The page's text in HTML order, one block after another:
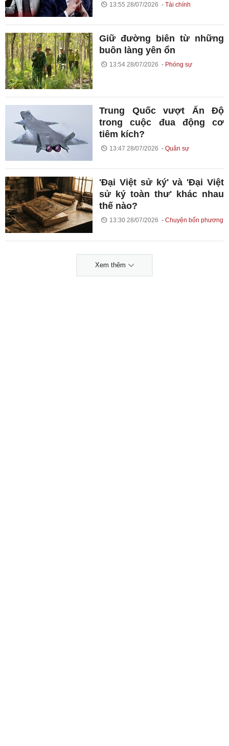
13:55 28/07/2026 Tài chính
Giữ đường biên từ những
buôn làng yên ổn
13:54 28/07/2026 Phóng sự
Trung Quốc vượt Ấn Độ
trong cuộc đua động cơ
tiêm kích?
13:47 28/07/2026 Quân sự
'Đại Việt sử ký' và 'Đại Việt
sử ký toàn thư' khác nhau
thế nào?
13:30 28/07/2026 Chuyện bốn phương
Xem thêm